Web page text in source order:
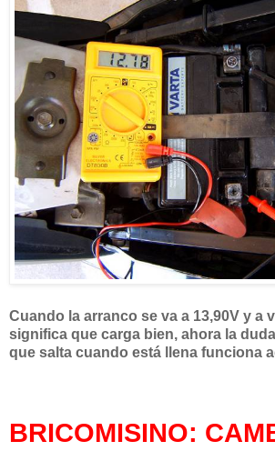
Cuando la arranco se va a 13,90V y a
significa que carga bien, ahora la
que salta cuando está llena funciona
BRICOMISINO: